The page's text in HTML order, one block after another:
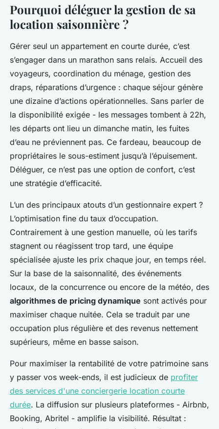
Pourquoi déléguer la gestion de sa
location saisonnière ?
Gérer seul un appartement en courte durée, c’est
s’engager dans un marathon sans relais. Accueil des
voyageurs, coordination du ménage, gestion des
draps, réparations d’urgence : chaque séjour génère
une dizaine d’actions opérationnelles. Sans parler de
la disponibilité exigée - les messages tombent à 22h,
les départs ont lieu un dimanche matin, les fuites
d’eau ne préviennent pas. Ce fardeau, beaucoup de
propriétaires le sous-estiment jusqu’à l’épuisement.
Déléguer, ce n’est pas une option de confort, c’est
une stratégie d’efficacité.
L’un des principaux atouts d’un gestionnaire expert ?
L’optimisation fine du taux d’occupation.
Contrairement à une gestion manuelle, où les tarifs
stagnent ou réagissent trop tard, une équipe
spécialisée ajuste les prix chaque jour, en temps réel.
Sur la base de la saisonnalité, des événements
locaux, de la concurrence ou encore de la météo, des
algorithmes de pricing dynamique sont activés pour
maximiser chaque nuitée. Cela se traduit par une
occupation plus régulière et des revenus nettement
supérieurs, même en basse saison.
Pour maximiser la rentabilité de votre patrimoine sans
y passer vos week-ends, il est judicieux de profiter
des services d'une conciergerie location courte
durée. La diffusion sur plusieurs plateformes - Airbnb,
Booking, Abritel - amplifie la visibilité. Résultat :